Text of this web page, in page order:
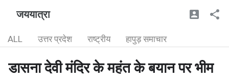
जययात्रा
ALL उत्तर प्रदेश राष्ट्रीय हापुड़ समाचार
डासना देवी मंदिर के महंत के बयान पर भीम